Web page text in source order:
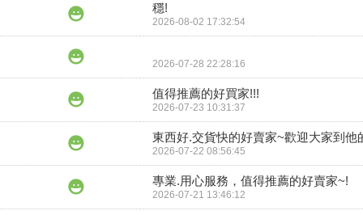
穩!
2026-08-02 17:32:54
2026-07-28 22:28:16
值得推薦的好買家!!!
2026-07-23 10:31:37
東西好.交貨快的好賣家~歡迎大家到他
2026-07-22 08:56:45
專業.用心服務，值得推薦的好賣家~!
2026-07-21 13:46:12